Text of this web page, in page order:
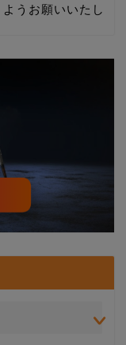
うお願いいたし